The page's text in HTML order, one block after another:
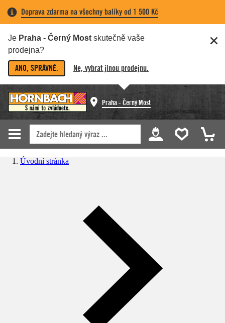
Doprava zdarma na všechny balíky od 1 500 Kč
Je Praha - Černý Most skutečně vaše
prodejna?
ANO, SPRÁVNĚ. Ne, vybrat jinou prodejnu.
Praha - Černý Most
Úvodní stránka